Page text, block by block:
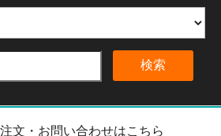
検索
文・お問い合わせはこちら